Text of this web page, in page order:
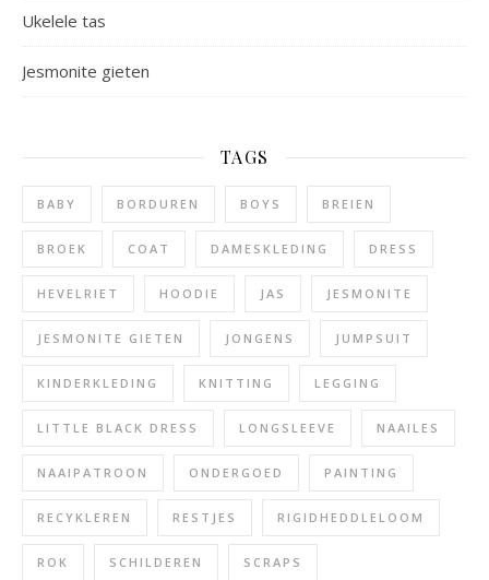
Ukelele tas
Jesmonite gieten
TAGS
BABY BORDUREN BOYS BREIEN
BROEK COAT DAMESKLEDING DRESS
HEVELRIET HOODIE JAS JESMONITE
JESMONITE GIETEN JONGENS JUMPSUIT
KINDERKLEDING KNITTING LEGGING
LITTLE BLACK DRESS LONGSLEEVE NAAILES
NAAIPATROON ONDERGOED PAINTING
RECYKLEREN RESTJES RIGIDHEDDLELOOM
ROK SCHILDEREN SCRAPS